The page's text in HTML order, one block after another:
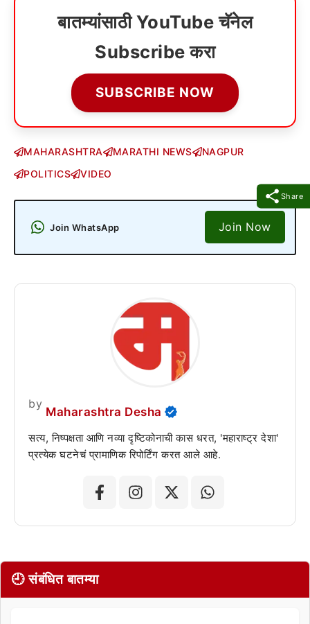
Share
बातम्यांसाठी YouTube चॅनेल
Subscribe करा
SUBSCRIBE NOW
MAHARASHTRA MARATHI NEWS
NAGPUR
POLITICS
VIDEO
Join WhatsApp Join Now
by
Maharashtra Desha
सत्य, निष्पक्षता आणि नव्या दृष्टिकोनाची कास धरत, 'महाराष्ट्र देशा'
प्रत्येक घटनेचं प्रामाणिक रिपोर्टिंग करत आले आहे.
🕘 संबंधित बातम्या